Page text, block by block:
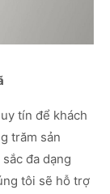
tín để khách
trăm sản
đa dạng
tôi sẽ hỗ trợ